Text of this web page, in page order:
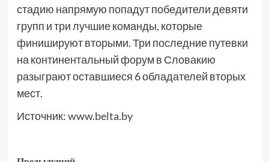
стадию напрямую попадут победители девяти
групп и три лучшие команды, которые
финишируют вторыми. Три последние путевки
на континентальный форум в Словакию
разыграют оставшиеся 6 обладателей вторых
мест.
Источник:www.belta.by